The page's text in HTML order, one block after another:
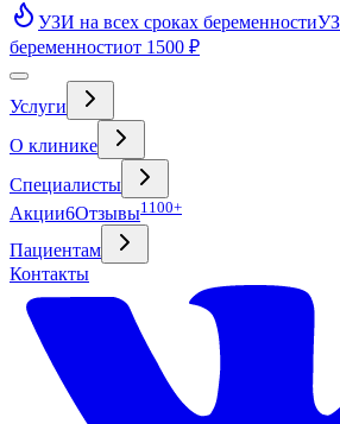
УЗИ на всех сроках беременности
беременностиот 1500 ₽
Услуги
О клинике
Специалисты
Акции6Отзывы1100+
Пациентам
Контакты